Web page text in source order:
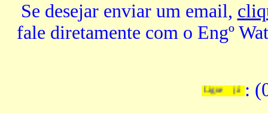
Se desejar enviar um email,
fale diretamente com o Engº
Ligue já :